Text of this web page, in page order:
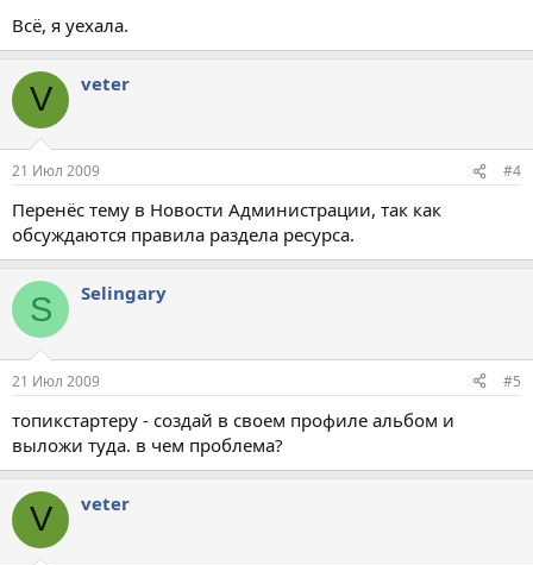
Всё, я уехала.
V veter
21 Июл 2009 #4
Перенёс тему в Новости Администрации, так как
обсуждаются правила раздела ресурса.
S Selingary
21 Июл 2009 #5
топикстартеру - создай в своем профиле альбом и
выложи туда. в чем проблема?
V veter